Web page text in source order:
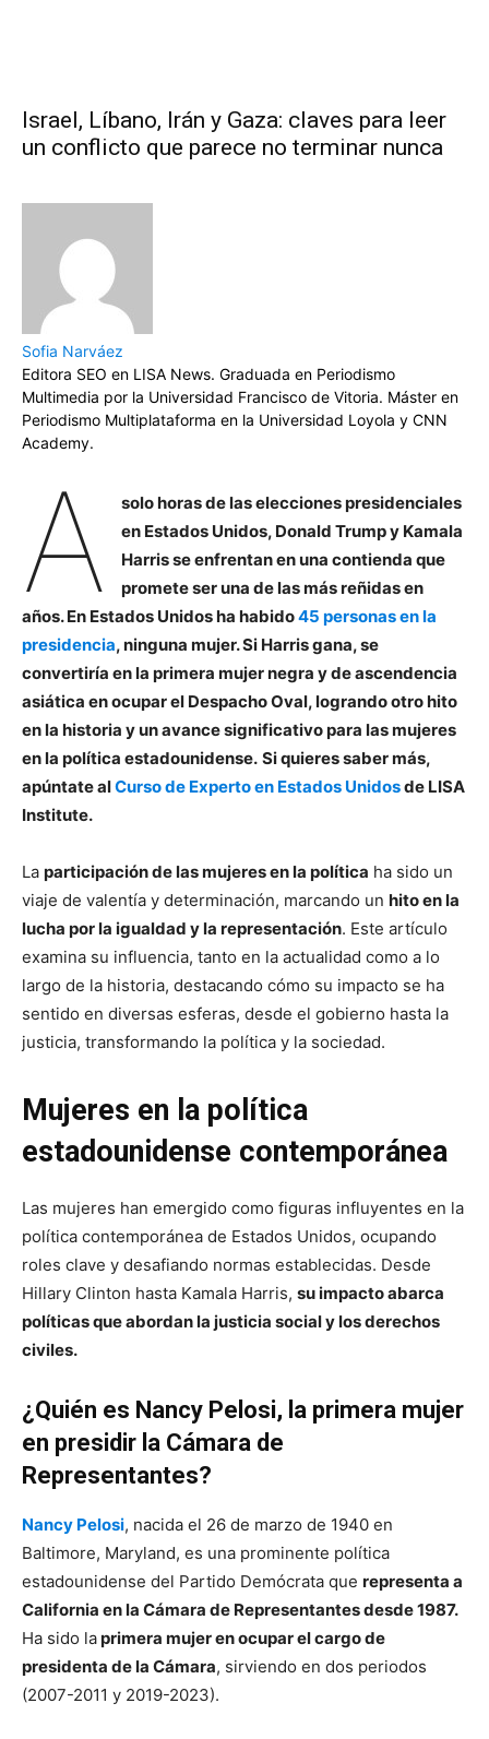
Israel, Líbano, Irán y Gaza: claves para leer
un conflicto que parece no terminar nunca
Sofia Narváez
Editora SEO en LISA News. Graduada en Periodismo
Multimedia por la Universidad Francisco de Vitoria. Máster en
Periodismo Multiplataforma en la Universidad Loyola y CNN
Academy.
A
solo horas de las elecciones presidenciales
en Estados Unidos, Donald Trump y Kamala
Harris se enfrentan en una contienda que
promete ser una de las más reñidas en
años. En Estados Unidos ha habido45 personas en la
presidencia, ninguna mujer. Si Harris gana, se
convertiría en la primera mujer negra y de ascendencia
asiática en ocupar el Despacho Oval, logrando otro hito
en la historia y un avance significativo para las mujeres
en la política estadounidense. Si quieres saber más,
apúntate alCurso de Experto en Estados Unidosde LISA
Institute.
La participación de las mujeres en la política ha sido un
viaje de valentía y determinación, marcando un hito en la
lucha por la igualdad y la representación. Este artículo
examina su influencia, tanto en la actualidad como a lo
largo de la historia, destacando cómo su impacto se ha
sentido en diversas esferas, desde el gobierno hasta la
justicia, transformando la política y la sociedad.
Mujeres en la política
estadounidense contemporánea
Las mujeres han emergido como figuras influyentes en la
política contemporánea de Estados Unidos, ocupando
roles clave y desafiando normas establecidas. Desde
Hillary Clinton hasta Kamala Harris, su impacto abarca
políticas que abordan la justicia social y los derechos
civiles.
¿Quién es Nancy Pelosi, la primera mujer
en presidir la Cámara de
Representantes?
Nancy Pelosi, nacida el 26 de marzo de 1940 en
Baltimore, Maryland, es una prominente política
estadounidense del Partido Demócrata que representa a
California en la Cámara de Representantes desde 1987.
Ha sido laprimera mujer en ocupar el cargo de
presidenta de la Cámara, sirviendo en dos periodos
(2007-2011 y 2019-2023).